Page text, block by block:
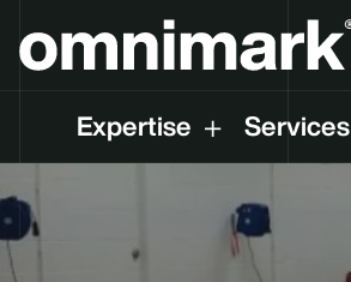
Expertise Services